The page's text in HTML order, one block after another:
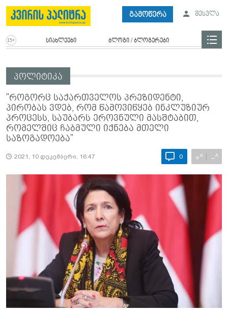
გამოწერა შესვლა
სიახლეები ბლოგი / ბლოგერები
პოლიტიკა
"როგორც საქართველოს პრეზიდენტი,
პირობას ვდებ, რომ წამოვიწყებ ინკლუზიურ
პროცესს, საუბარს ეროვნული მასშტაბით,
რომელშიც ჩაბმული იქნება მთელი
საზოგადოება"
2021, 10 დეკემბერი, 16:47 0 +A −A